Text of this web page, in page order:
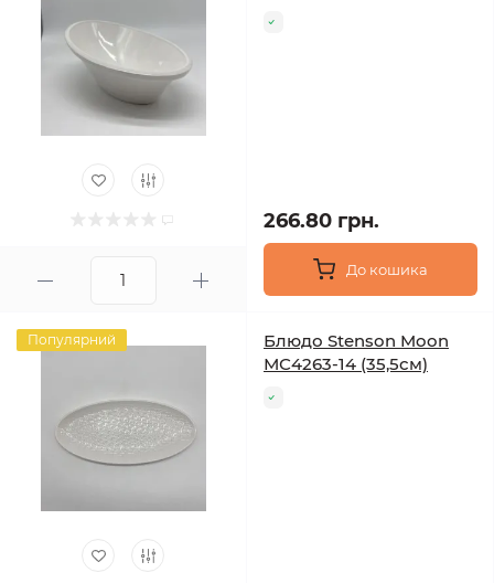
266.80 грн.
До кошика
Популярний
Блюдо Stenson Moon
МС4263-14 (35,5см)